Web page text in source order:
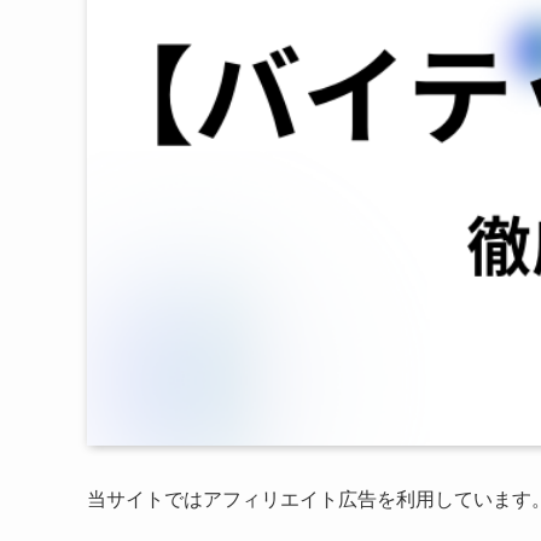
当サイトではアフィリエイト広告を利用しています